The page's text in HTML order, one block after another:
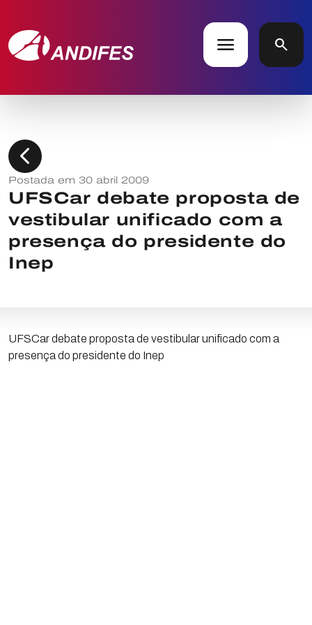
menu search
chevron_left
Postada em 30 abril 2009
UFSCar debate proposta de
vestibular unificado com a
presença do presidente do
Inep
UFSCar debate proposta de vestibular unificado com a
presença do presidente do Inep